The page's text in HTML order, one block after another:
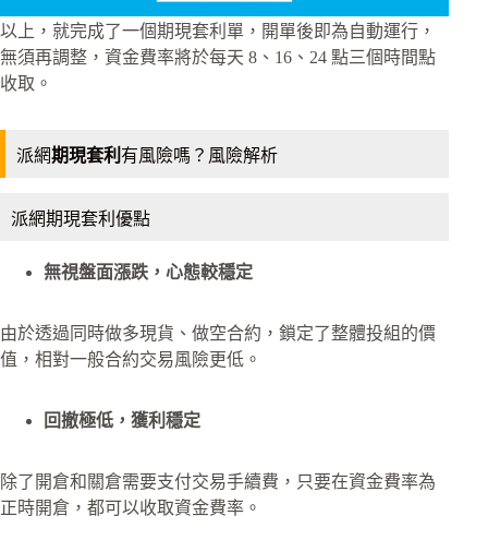
以上，就完成了一個期現套利單，開單後即為自動運行，
無須再調整，資金費率將於每天 8、16、24 點三個時間點
收取。
派網期現套利 有風險嗎？風險解析
派網期現套利優點
無視盤面漲跌，心態較穩定
由於透過同時做多現貨、做空合約，鎖定了整體投組的價
值，相對一般合約交易風險更低。
回撤極低，獲利穩定
除了開倉和關倉需要支付交易手續費，只要在資金費率為
正時開倉，都可以收取資金費率。